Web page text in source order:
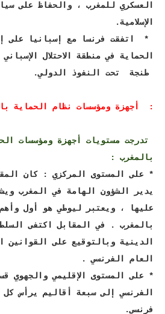
العسكري للمغرب ، والحفاظ على
الإسلامية.
* اتفقت فرنسا مع إسبانيا على
الحماية في منطقة الاحتلال
طنجة تحت النفوذ الدولي.
: أجهزة ومؤسسات نظام الحماية
تدرجت مستويات أجهزة ومؤسسات
بالمغرب :
* على المستوى المركزي : كان
يدير الشؤون الهامة في المغرب
عليها ، ويعتبر ليوطي هو أول
بالمغرب . في المقابل اكتفى
الدينية وبالتوقيع على القوانين
العام الفرنسي .
* على المستوى الإقليمي والجهوي
الفرنسي إلى سبعة أقاليم يرأس
فرنسي.